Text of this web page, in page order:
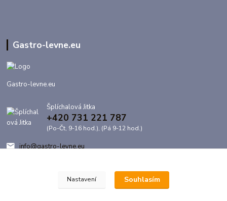
Gastro-levne.eu
Gastro-levne.eu
Šplíchalová Jitka
+420 731 221 787
(Po-Čt, 9-16 hod.), (Pá 9-12 hod.)
info@gastro-levne.eu
Nastavení Souhlasím